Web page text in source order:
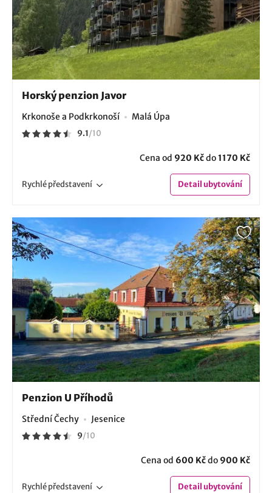
Horský penzion Javor
Krkonoše a Podkrkonoší Malá Úpa
9.1/10
Cena od 920 Kčdo1170 Kč
Rychlépředstavení Detailubytování
Penzion U Příhodů
Střední Čechy Jesenice
9/10
Cena od 600 Kčdo 900 Kč
Rychlépředstavení Detailubytování